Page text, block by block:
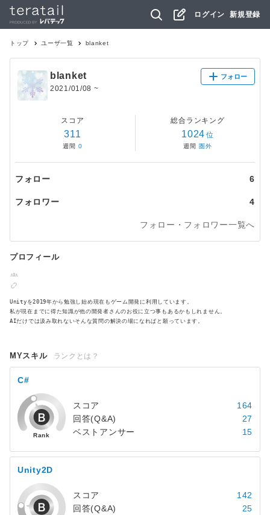
ログイン 新規登録
トップ ユーザ一覧 blanket
blanket
2021/01/08 ~
フォロー
スコア
311
週間 0
総合ランキング
1024 位
週間 圏外
フォロー 6
フォロワー 4
フォロー・フォロワー一覧へ
プロフィール
Unityを2019年から勉強し始め現在もゲーム開発に利用しています。
私が現在までに得た知識が他の開発者さんのお役に立つ事もあるかもしれません。
AIだけでは汲み取れないそんな質問の解決の場になればと願っています。
MYスキル ランクとは？
C#
スコア
164
回答(Q&A)
27
ベストアンサー
15
Unity2D
スコア
142
回答(Q&A)
25